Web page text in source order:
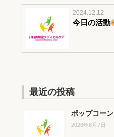
2024.12.12
今日の活動
最近の投稿
ポップコーン
2026年8月7日